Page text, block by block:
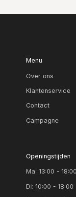
Menu
Over ons
Klantenservice
Contact
Campagne
Openingstijden
Ma: 13:00 - 18:00
Di: 10:00 - 18:00